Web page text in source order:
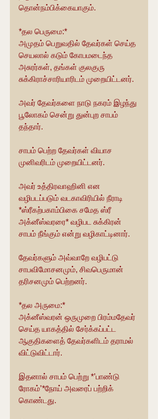
தொன்நம்பிக்கையாகும்.
*தல பெருமை:*
அமுதம் பெறுவதில் தேவர்கள் செய்த
செயலால் கடும் கோபமடைந்த
அசுரர்கள், தங்கள் குலகுரு
சுக்கிராச்சாரியாரிடம் முறையிட்டனர்.
அவர் தேவர்களை நாடு நகரம் இழந்து
பூலோகம் சென்று துன்புற சாபம்
தந்தார்.
சாபம் பெற்ற தேவர்கள் வியாச
முனிவரிடம் முறையிட்டனர்.
அவர் உத்திரவாஹினி என
வழிபடப்படும் வடகாவிரியில் நீராடி
*ஸ்ரீகற்பகாம்பிகை சமேத ஸ்ரீ
அக்னீஸ்வரரை* வழிபட சுக்கிரன்
சாபம் நீங்கும் என்று வழிகாட்டினார்.
தேவர்களும் அவ்வாறே வழிபட்டு
சாபவிமோசனமும், சிவபெருமான்
தரிசனமும் பெற்றனர்.
*தல அருமை:*
அக்னீஸ்வரன் ஒருமுறை பிரம்மதேவர்
செய்த யாகத்தில் சேர்க்கப்பட்ட
ஆகுதிகளைத் தேவர்களிடம் தராமல்
விட்டுவிட்டார்.
இதனால் சாபம் பெற்று *’பாண்டு
ரோகம்’*நோய் அவரைப் பற்றிக்
கொண்டது.